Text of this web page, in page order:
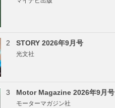
2 STORY 2026年9月号
光文社
3 Motor Magazine 2026年9月号
モーターマガジン社